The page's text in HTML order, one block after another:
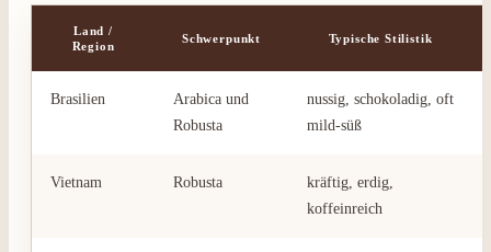
Land /
Region
Schwerpunkt Typische Stilistik
Brasilien
Arabica und
Robusta
nussig, schokoladig, oft
mild-süß
Vietnam Robusta
kräftig, erdig,
koffeinreich